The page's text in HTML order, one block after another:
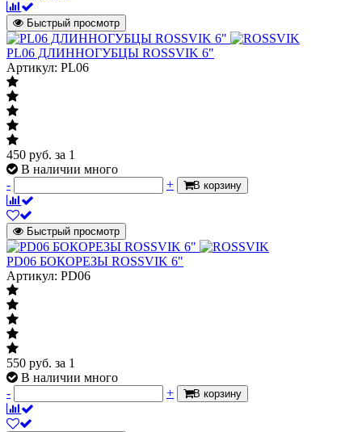
Быстрый просмотр
PL06 ДЛИННОГУБЦЫ ROSSVIK 6"
Артикул: PL06
450 руб. за 1
В наличии много
-
+ В корзину
Быстрый просмотр
PD06 БОКОРЕЗЫ ROSSVIK 6"
Артикул: PD06
550 руб. за 1
В наличии много
-
+ В корзину